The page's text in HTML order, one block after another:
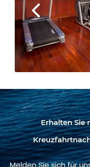
Erhalten Sie
Melden Sie sich für